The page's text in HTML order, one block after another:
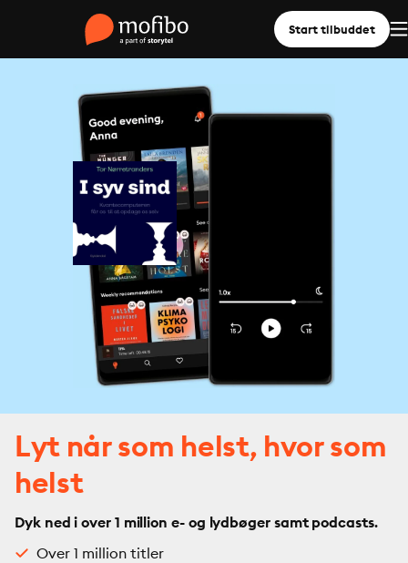
Start tilbuddet
Lyt når som helst, hvor som
helst
Dyk ned i over 1 million e- og lydbøger samt podcasts.
Over 1 million titler